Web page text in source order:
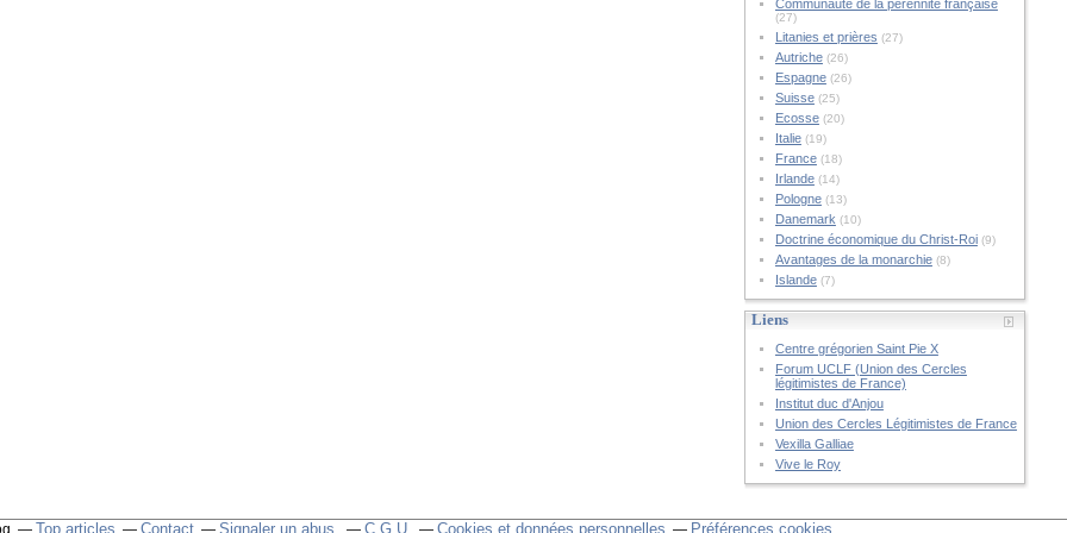
Communauté de la pérennité française
(27)
Litanies et prières (27)
Autriche(26)
Espagne(26)
Suisse(25)
Ecosse(20)
Italie(19)
France(18)
Irlande(14)
Pologne(13)
Danemark (10)
Doctrine économique du Christ-Roi(9)
Avantages de la monarchie(8)
Islande(7)
Liens
Centre grégorien Saint Pie X
Forum UCLF (Union des Cercles
légitimistes de France)
Institut duc d'Anjou
Union des Cercles Légitimistes de France
Vexilla Galliae
Vive le Roy
Top articles Contact Signaler un abus C.G.U. Cookies et données personnelles Préférences cookies